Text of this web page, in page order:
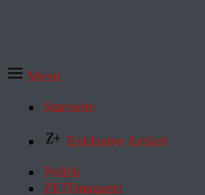
Menü
Startseite
Exklusive Artikel
Politik
ZEITmagazin